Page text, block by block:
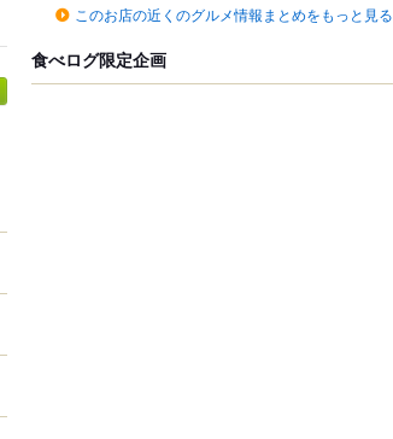
このお店の近くのグルメ情報まとめをもっと見る
食べログ限定企画